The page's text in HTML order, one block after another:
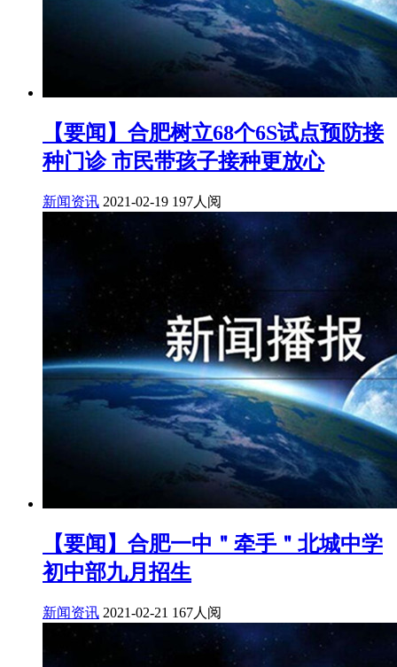
【要闻】合肥树立68个6S试点预防接
种门诊 市民带孩子接种更放心
新闻资讯 2021-02-19 197人阅
【要闻】合肥一中＂牵手＂北城中学
初中部九月招生
新闻资讯 2021-02-21 167人阅